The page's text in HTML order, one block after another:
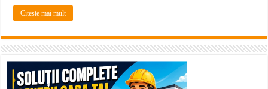
Citeste mai mult